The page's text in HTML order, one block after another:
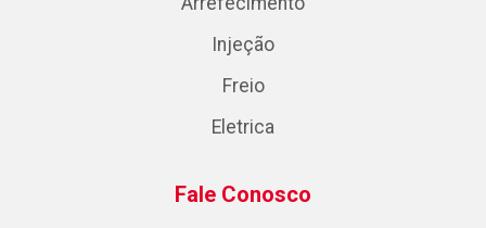
Injeção
Freio
Eletrica
Fale Conosco